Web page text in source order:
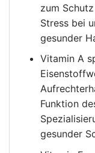
zum
Stress bei
gesunder
Vitamin A
Funktion
gesunder